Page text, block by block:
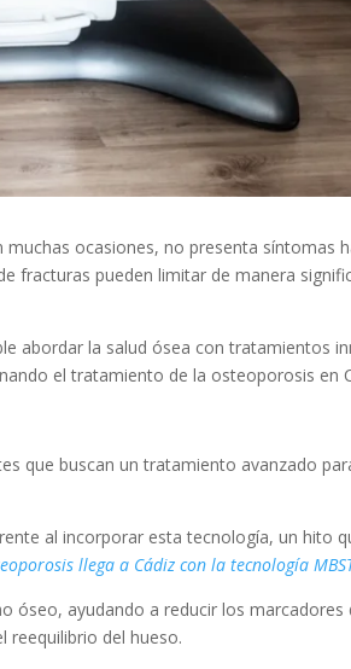
ocasiones, no presenta síntomas
fracturas pueden limitar de manera
abordar la salud ósea con tratamientos
el tratamiento de la osteoporosis en
que buscan un tratamiento avanzado
al incorporar esta tecnología, un hito
llega a Cádiz con la tecnología
óseo, ayudando a reducir los marcadores
reequilibrio del hueso.